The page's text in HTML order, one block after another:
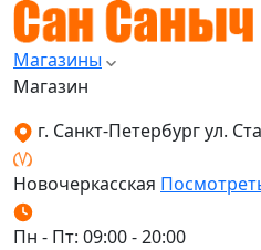
Магазины
Магазин
г. Санкт-Петербург ул.
Новочеркасская
Пн - Пт: 09:00 - 20:00